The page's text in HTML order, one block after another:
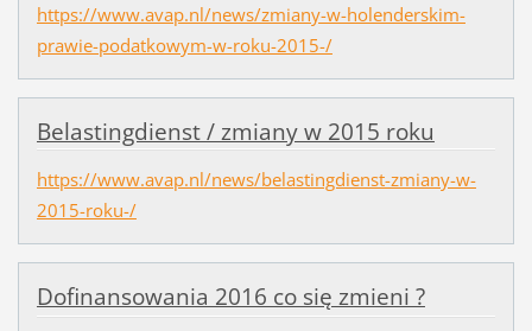
https://www.avap.nl/news/zmiany-w-holenderskim-
prawie-podatkowym-w-roku-2015-/
Belastingdienst / zmiany w 2015 roku
https://www.avap.nl/news/belastingdienst-zmiany-w-
2015-roku-/
Dofinansowania 2016 co się zmieni ?